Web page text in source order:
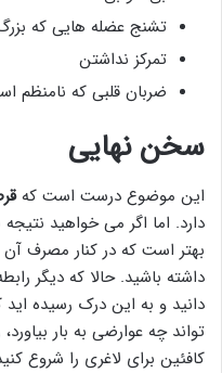
تشنج عضله هایی که
تمرکز نداشتن
ضربان قلبی که نامنظم
سخن نهایی
این موضوع درست است که
دارد. اما اگر می خواهید
بهتر است که در کنار مصرف
داشته باشید. حالا که دیگر
دانید و به این درک رسیده
تواند چه عوارضی به بار
کافئین برای لاغری را شروع